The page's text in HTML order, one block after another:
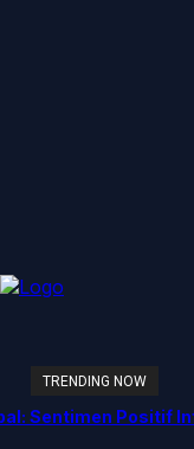
TRENDING NOW
Sentimen Positif